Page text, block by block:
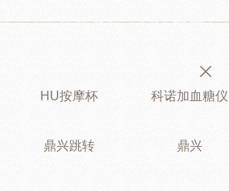
HU按摩杯 科诺加血糖仪
鼎兴跳转 鼎兴